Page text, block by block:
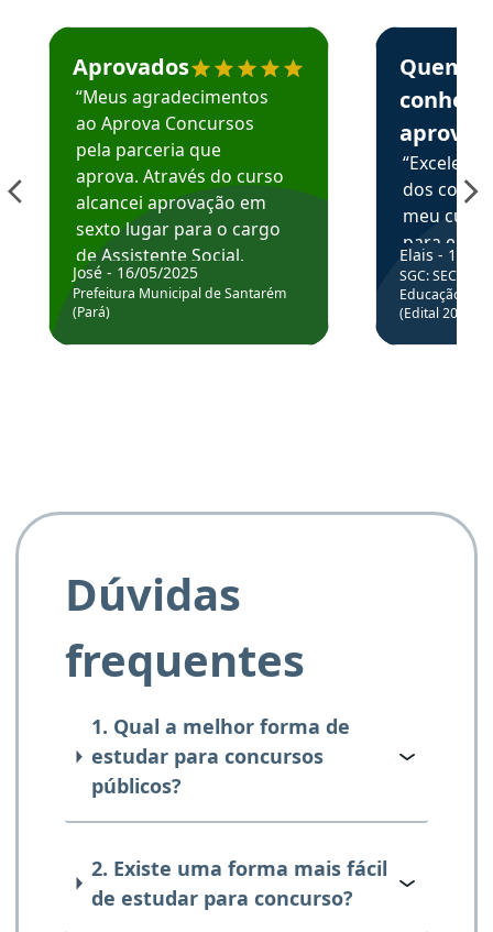
Estudante José recomenda o Aprova Concursos em
Aprovados
“Meus agradecimentos
ao Aprova Concursos
pela parceria que
aprova. Através do curso
alcancei aprovação em
sexto lugar para o cargo
de Assistente Social.
Hoje estou atuando na
Prefeitura de Santarém.
José - 16/05/2025
Prefeitura Municipal de Santarém
(Pará)
Estudante
Quem
aprova
dos
meu
para
colocar
através
de
Elais - 15/
SGC: SEC BA
Educação
(Edital
Dúvidas
frequentes
1. Qual a melhor forma de
estudar para concursos
públicos?
2. Existe uma forma mais fácil
de estudar para concurso?